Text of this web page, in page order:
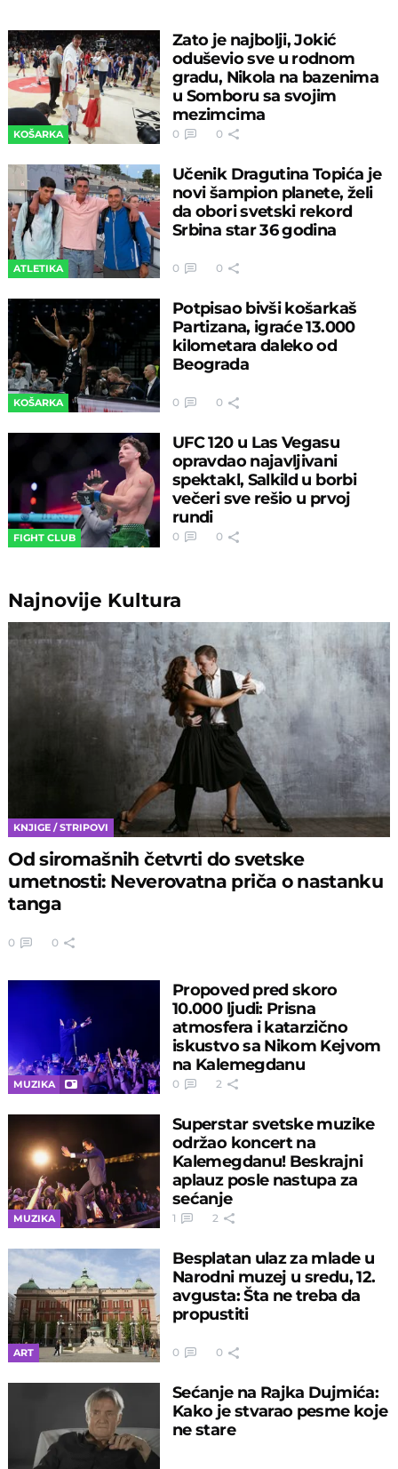
KOŠARKA
Zato je najbolji, Jokić
oduševio sve u rodnom
gradu, Nikola na bazenima
u Somboru sa svojim
mezimcima
0 0
ATLETIKA
Učenik Dragutina Topića je
novi šampion planete, želi
da obori svetski rekord
Srbina star 36 godina
0 0
KOŠARKA
Potpisao bivši košarkaš
Partizana, igraće 13.000
kilometara daleko od
Beograda
0 0
FIGHT CLUB
UFC 120 u Las Vegasu
opravdao najavljivani
spektakl, Salkild u borbi
večeri sve rešio u prvoj
rundi
0 0
Najnovije Kultura
KNJIGE / STRIPOVI
Od siromašnih četvrti do svetske
umetnosti: Neverovatna priča o nastanku
tanga
0 0
MUZIKA
Propoved pred skoro
10.000 ljudi: Prisna
atmosfera i katarzično
iskustvo sa Nikom Kejvom
na Kalemegdanu
0 2
MUZIKA
Superstar svetske muzike
održao koncert na
Kalemegdanu! Beskrajni
aplauz posle nastupa za
sećanje
1 2
ART
Besplatan ulaz za mlade u
Narodni muzej u sredu, 12.
avgusta: Šta ne treba da
propustiti
0 0
Sećanje na Rajka Dujmića:
Kako je stvarao pesme koje
ne stare